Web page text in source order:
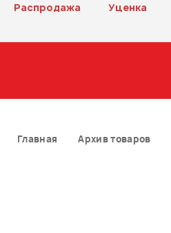
Распродажа Уценка
Главная Архив товаров